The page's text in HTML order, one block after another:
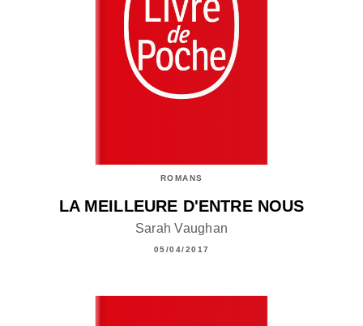
ROMANS
LA MEILLEURE D'ENTRE NOUS
Sarah Vaughan
05/04/2017